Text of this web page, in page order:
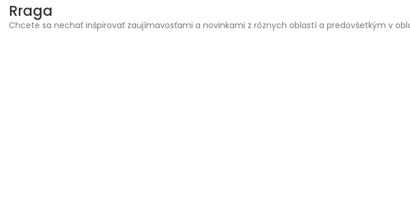
Rraga
Chcete sa nechať inšpirovať zaujímavosťami a novinkami z rôznych oblastí a predovšetkým v